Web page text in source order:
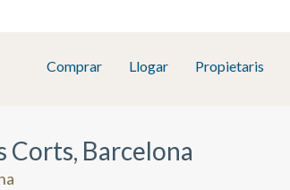
Comprar Llogar Propietaris
Corts, Barcelona